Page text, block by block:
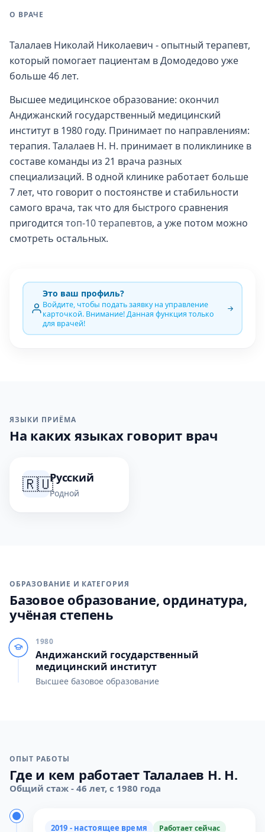
О ВРАЧЕ
Талалаев Николай Николаевич - опытный терапевт,
который помогает пациентам в Домодедово уже
больше 46 лет.
Высшее медицинское образование: окончил
Андижанский государственный медицинский
институт в 1980 году. Принимает по направлениям:
терапия. Талалаев Н. Н. принимает в поликлинике в
составе команды из 21 врача разных
специализаций. В одной клинике работает больше
7 лет, что говорит о постоянстве и стабильности
самого врача, так что для быстрого сравнения
пригодится топ-10 терапевтов, а уже потом можно
смотреть остальных.
Это ваш профиль?
Войдите, чтобы подать заявку на управление
карточкой. Внимание! Данная функция только
для врачей!
ЯЗЫКИ ПРИЁМА
На каких языках говорит врач
🇷🇺Русский
Родной
ОБРАЗОВАНИЕ И КАТЕГОРИЯ
Базовое образование, ординатура,
учёная степень
1980
Андижанский государственный
медицинский институт
Высшее базовое образование
ОПЫТ РАБОТЫ
Где и кем работает Талалаев Н. Н.
Общий стаж - 46 лет, с 1980 года
2019 - настоящее время Работает сейчас